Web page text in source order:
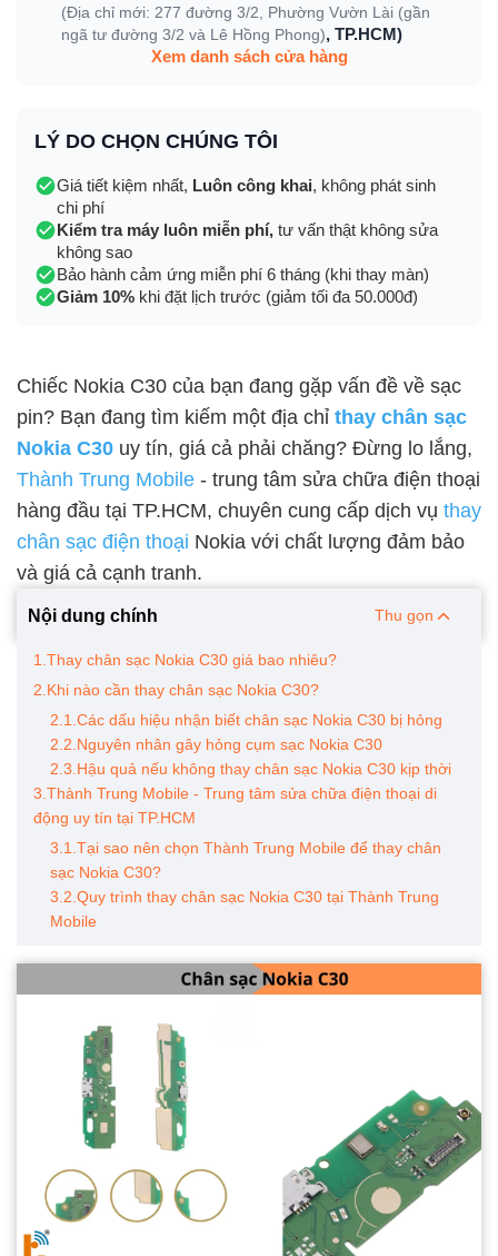
(Địa chỉ mới: 277 đường 3/2, Phường Vườn Lài (gần
ngã tư đường 3/2 và Lê Hồng Phong), TP.HCM)
Xem danh sách cửa hàng
LÝ DO CHỌN CHÚNG TÔI
Giá tiết kiệm nhất, Luôn công khai, không phát sinh
chi phí
Kiểm tra máy luôn miễn phí, tư vấn thật không sửa
không sao
Bảo hành cảm ứng miễn phí 6 tháng (khi thay màn)
Giảm 10% khi đặt lịch trước (giảm tối đa 50.000đ)
Chiếc Nokia C30 của bạn đang gặp vấn đề về sạc
pin? Bạn đang tìm kiếm một địa chỉ thay chân sạc
Nokia C30 uy tín, giá cả phải chăng? Đừng lo lắng,
Thành Trung Mobile - trung tâm sửa chữa điện thoại
hàng đầu tại TP.HCM, chuyên cung cấp dịch vụ thay
chân sạc điện thoại Nokia với chất lượng đảm bảo
và giá cả cạnh tranh.
Nội dung chính Thu gọn
1.Thay chân sạc Nokia C30 giá bao nhiêu?
2.Khi nào cần thay chân sạc Nokia C30?
2.1.Các dấu hiệu nhận biết chân sạc Nokia C30 bị hỏng
2.2.Nguyên nhân gây hỏng cụm sạc Nokia C30
2.3.Hậu quả nếu không thay chân sạc Nokia C30 kịp thời
3.Thành Trung Mobile - Trung tâm sửa chữa điện thoại di
động uy tín tại TP.HCM
3.1.Tại sao nên chọn Thành Trung Mobile để thay chân
sạc Nokia C30?
3.2.Quy trình thay chân sạc Nokia C30 tại Thành Trung
Mobile